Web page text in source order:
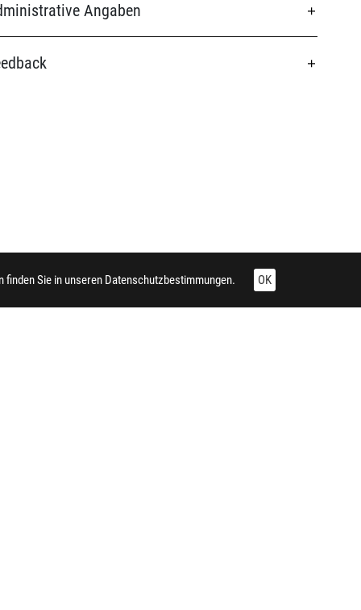
Angaben
finden Sie in unseren Datenschutzbestimmungen. OK